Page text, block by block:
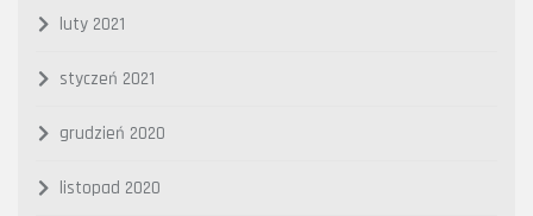
luty 2021
styczeń 2021
grudzień 2020
listopad 2020